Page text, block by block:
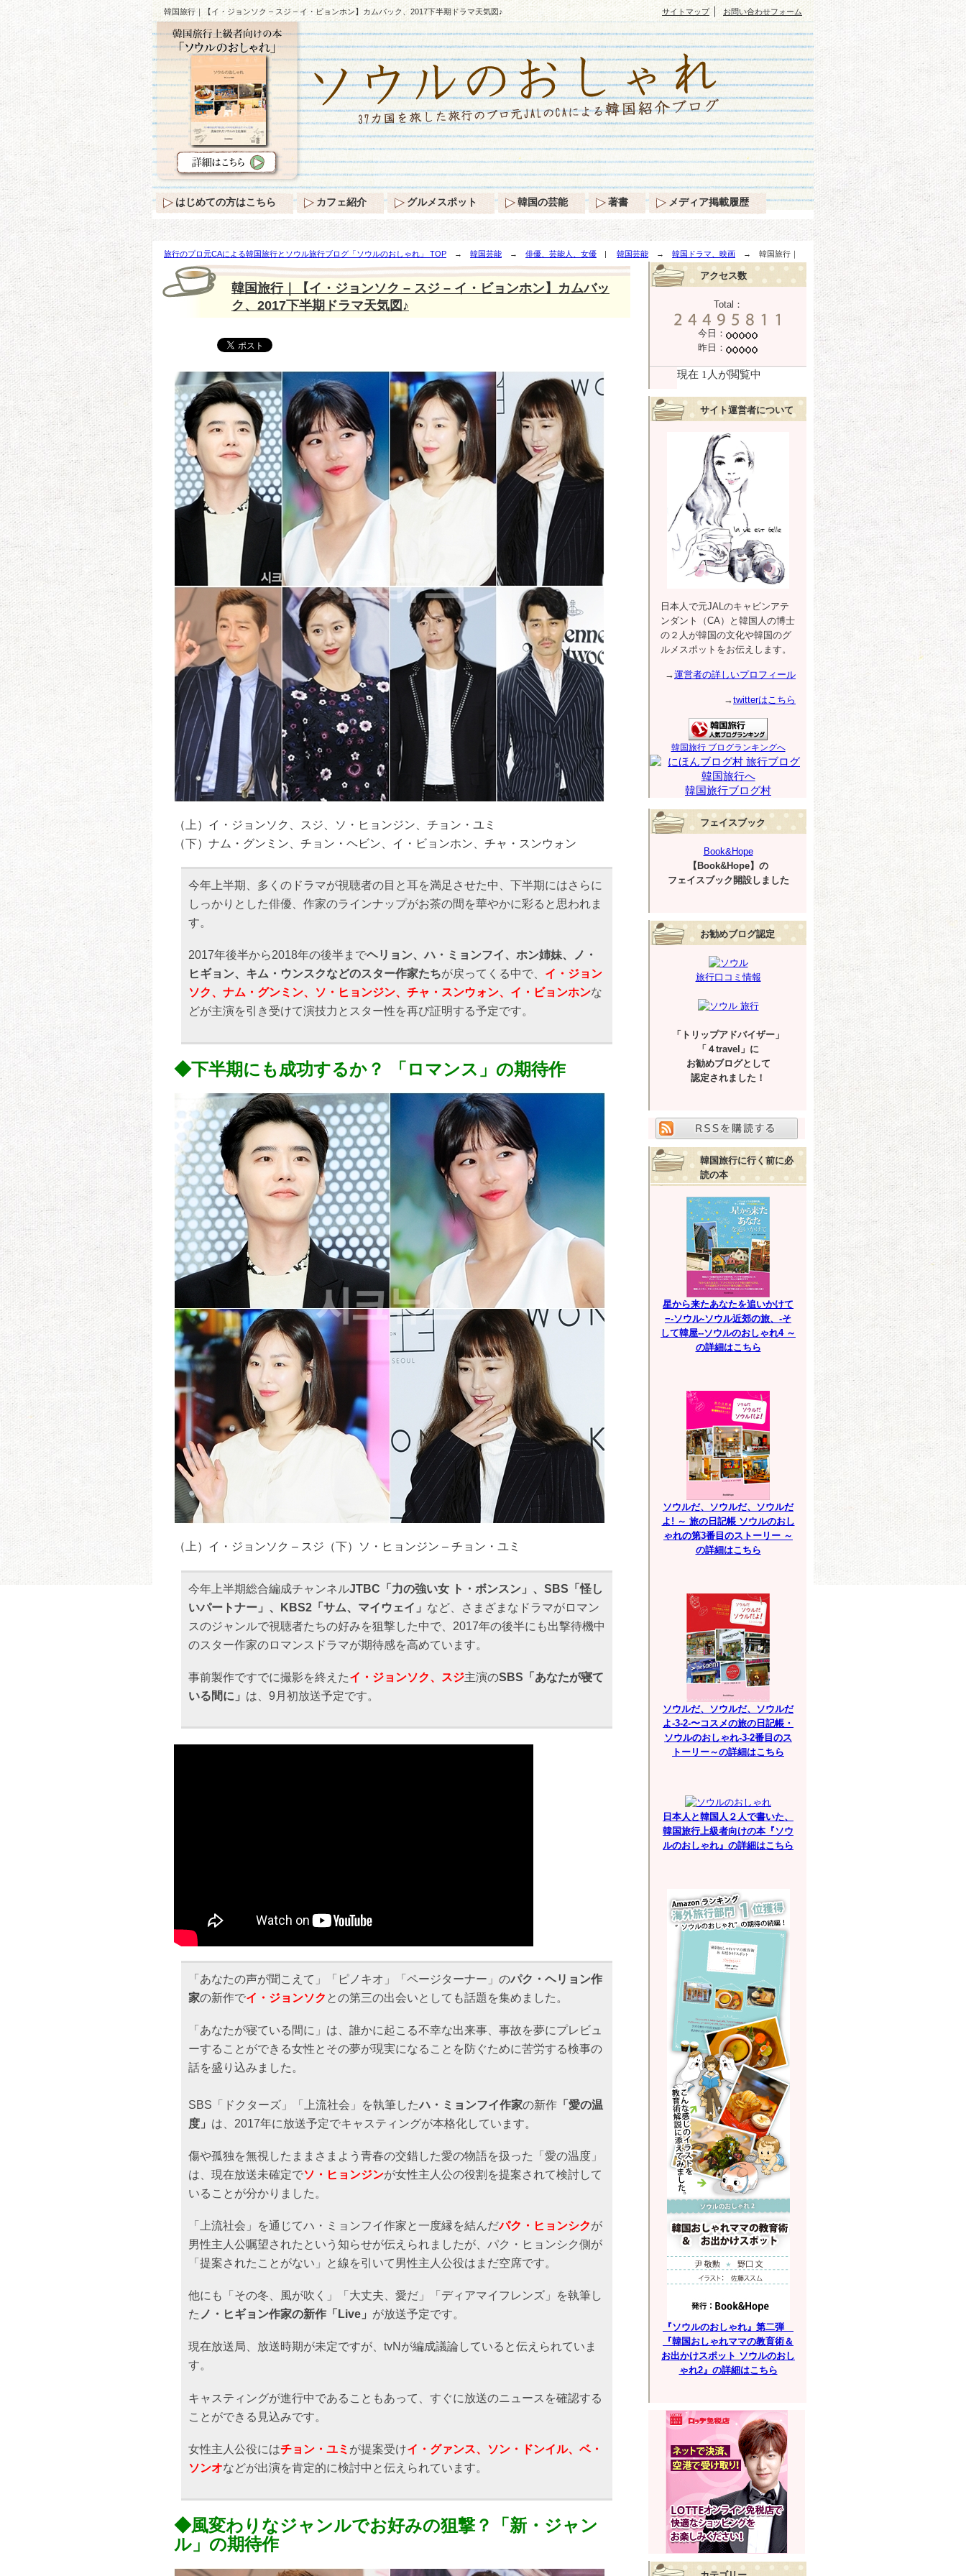
韓国旅行｜【イ・ジョンソク – スジ – イ・ビョンホン】カムバック、2017下半期ドラマ天気図♪
旅行のプロ元CAによる韓国旅行とソウル旅行ブログ「ソウルのおしゃれ」 TOP → 韓国芸能 → 俳優、芸能人、女優 | 韓国芸能 → 韓国ドラマ、映画 → 韓国旅行｜
【イ・ジョンソク – スジ – イ・ビョンホン】カムバック、2017下半期ドラマ天気図♪
韓国旅行｜【イ・ジョンソク – スジ – イ・ビョンホン】カムバッ
ク、2017下半期ドラマ天気図♪
（上）イ・ジョンソク、スジ、ソ・ヒョンジン、チョン・ユミ
（下）ナム・グンミン、チョン・ヘビン、イ・ビョンホン、チャ・スンウォン
今年上半期、多くのドラマが視聴者の目と耳を満足させた中、下半期にはさらに
しっかりとした俳優、作家のラインナップがお茶の間を華やかに彩ると思われま
す。
2017年後半から2018年の後半までヘリョン、ハ・ミョンフイ、ホン姉妹、ノ・
ヒギョン、キム・ウンスクなどのスター作家たちが戻ってくる中で、 イ・ジョン
ソク、ナム・グンミン、ソ・ヒョンジン、チャ・スンウォン、イ・ビョンホンな
どが主演を引き受けて演技力とスター性を再び証明する予定です。
◆下半期にも成功するか？ 「ロマンス」の期待作
（上）イ・ジョンソク – スジ（下）ソ・ヒョンジン – チョン・ユミ
今年上半期総合編成チャンネルJTBC「力の強い女 ト・ボンスン」、SBS「怪し
いパートナー」、KBS2「サム、マイウェイ」 など、さまざまなドラマがロマン
スのジャンルで視聴者たちの好みを狙撃した中で、2017年の後半にも出撃待機中
のスター作家のロマンスドラマが期待感を高めています。
事前製作ですでに撮影を終えたイ・ジョンソク、スジ主演のSBS「あなたが寝て
いる間に」 は、9月初放送予定です。
「あなたの声が聞こえて」「ピノキオ」「ページターナー」のパク・ヘリョン作
家の新作でイ・ジョンソク との第三の出会いとしても話題を集めました。
「あなたが寝ている間に」は、誰かに起こる不幸な出来事、事故を夢にプレビュ
ーすることができる女性とその夢が現実になることを防ぐために苦労する検事の
話を盛り込みました。
SBS「ドクターズ」「上流社会」を執筆したハ・ミョンフイ作家の新作 「愛の温
度」 は、2017年に放送予定でキャスティングが本格化しています。
傷や孤独を無視したままさまよう青春の交錯した愛の物語を扱った「愛の温度」
は、現在放送未確定でソ・ヒョンジンが女性主人公の役割を提案されて検討して
いることが分かりました。
「上流社会」を通じてハ・ミョンフイ作家と一度縁を結んだパク・ヒョンシクが
男性主人公嘱望されたという知らせが伝えられましたが、パク・ヒョンシク側が
「提案されたことがない」と線を引いて男性主人公役はまだ空席です。
他にも「その冬、風が吹く」「大丈夫、愛だ」「ディアマイフレンズ」を執筆し
た ノ・ヒギョン作家の新作「Live」 が放送予定です。
現在放送局、放送時期が未定ですが、tvNが編成議論していると伝えられていま
す。
キャスティングが進行中であることもあって、すぐに放送のニュースを確認する
ことができる見込みです。
女性主人公役にはチョン・ユミ が提案受けイ・グァンス、ソン・ドンイル、ベ・
ソンオなどが出演を肯定的に検討中と伝えられています。
◆風変わりなジャンルでお好みの狙撃？「新・ジャン
ル」の期待作
アクセス数
Total：
今日：
昨日：
サイト運営者について
日本人で元JALのキャビンアテ
ンダント（CA）と韓国人の博士
の２人が韓国の文化や韓国のグ
ルメスポットをお伝えします。
→運営者の詳しいプロフィール
→twitterはこちら
韓国旅行 ブログランキングへ
韓国旅行ブログ村
フェイスブック
Book&Hope
【Book&Hope】の
フェイスブック開設しました
お勧めブログ認定
旅行口コミ情報
「トリップアドバイザー」
「４travel」に
お勧めブログとして
認定されました！
韓国旅行に行く前に必
読の本
星から来たあなたを追いかけて
−-ソウル-ソウル近郊の旅、-そ
して韓屋--ソウルのおしゃれ4 ～
の詳細はこちら
ソウルだ、ソウルだ、ソウルだ
よ! ～ 旅の日記帳 ソウルのおし
ゃれの第3番目のストーリー ～
の詳細はこちら
ソウルだ、ソウルだ、ソウルだ
よ-3-2-〜コスメの旅の日記帳・
ソウルのおしゃれ-3-2番目のス
トーリー～の詳細はこちら
日本人と韓国人２人で書いた、
韓国旅行上級者向けの本『ソウ
ルのおしゃれ』の詳細はこちら
『ソウルのおしゃれ』第二弾
『韓国おしゃれママの教育術＆
お出かけスポット ソウルのおし
ゃれ2』の詳細はこちら
サイトマップ｜ お問い合わせフォーム
はじめての方はこちら カフェ紹介 グルメスポット 韓国の芸能 著書 メディア掲載履歴